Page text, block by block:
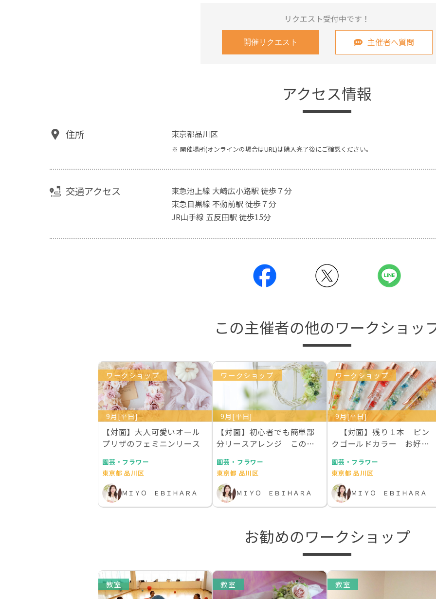
リクエスト受付中です！
開催リクエスト 主催者へ質問
アクセス情報
住所 東京都品川区
開催場所(オンラインの場合はURL)は購入完了後にご確認ください。
交通アクセス
東急池上線 大崎広小路駅 徒歩７分
東急目黒線 不動前駅 徒歩７分
JR山手線 五反田駅 徒歩15分
この主催者の他のワークショッ
ワークショップ
9月[平日]
【対面】大人可愛いオール
プリザのフェミニンリース
園芸・フラワー
東京都 品川区
ＭＩＹＯ ＥＢＩＨＡＲＡ
ワークショップ
9月[平日]
【対面】初心者でも簡単部
分リースアレンジ この世
園芸・フラワー
東京都 品川区
ＭＩＹＯ ＥＢＩＨＡＲＡ
ワークショップ
9月[平日]
【対面】残り１本 ピン
クゴールドカラー お好き
園芸・フラワー
東京都 品川区
ＭＩＹＯ ＥＢＩＨＡＲＡ
お勧めのワークショップ
教室 教室 教室